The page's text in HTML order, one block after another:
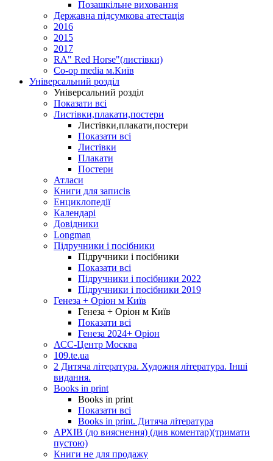
Позашкільне виховання
Державна підсумкова атестація
2016
2015
2017
RA" Red Horse"(листівки)
Co-op media м.Київ
Універсальний розділ
Універсальний розділ
Показати всі
Листівки,плакати,постери
Листівки,плакати,постери
Показати всі
Листівки
Плакати
Постери
Атласи
Книги для записів
Енциклопедії
Календарі
Довідники
Longman
Підручники і посібники
Підручники і посібники
Показати всі
Підручники і посібники 2022
Підручники і посібники 2019
Генеза + Оріон м Київ
Генеза + Оріон м Київ
Показати всі
Генеза 2024+ Оріон
АСС-Центр Москва
109.te.ua
2 Дитяча література. Художня література. Інші
видання.
Books in print
Books in print
Показати всі
Books in print. Дитяча література
АРХІВ (до вияснення) (див коментар)(тримати
пустою)
Книги не для продажу